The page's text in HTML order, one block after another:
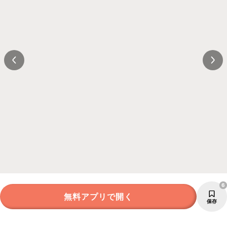
無料アプリで開く 保存
6